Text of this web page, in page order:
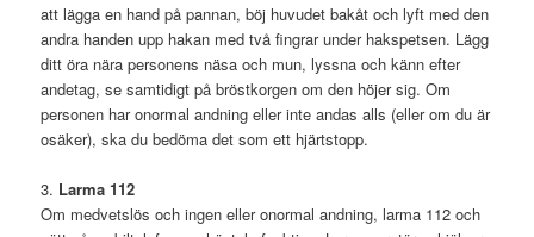
att lägga en hand på pannan, böj huvudet bakåt och lyft med den
andra handen upp hakan med två fingrar under hakspetsen. Lägg
ditt öra nära personens näsa och mun, lyssna och känn efter
andetag, se samtidigt på bröstkorgen om den höjer sig. Om
personen har onormal andning eller inte andas alls (eller om du är
osäker), ska du bedöma det som ett hjärtstopp.
3. Larma 112
Om medvetslös och ingen eller onormal andning, larma 112 och